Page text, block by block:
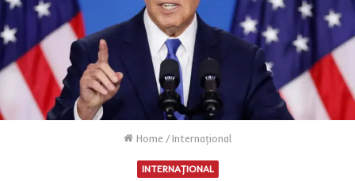
Home / Internaţional
INTERNAŢIONAL